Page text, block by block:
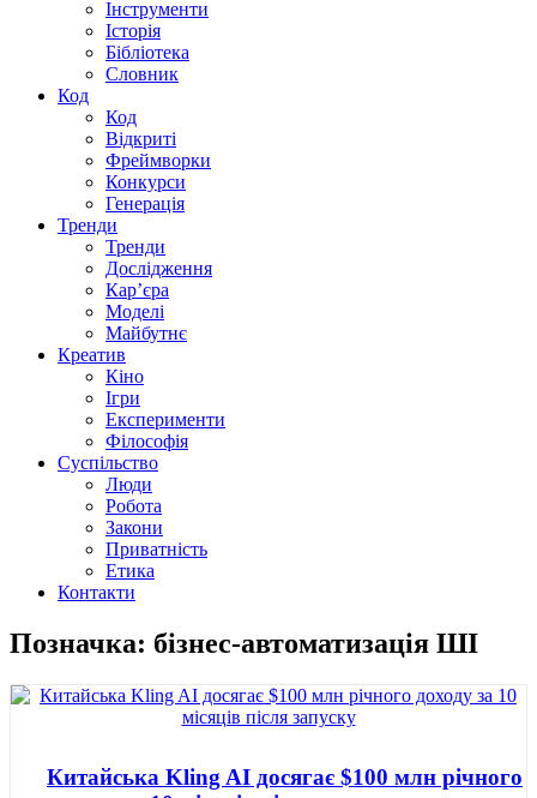
Інструменти
Історія
Бібліотека
Словник
Код
Код
Відкриті
Фреймворки
Конкурси
Генерація
Тренди
Тренди
Дослідження
Кар’єра
Моделі
Майбутнє
Креатив
Кіно
Ігри
Експерименти
Філософія
Суспільство
Люди
Робота
Закони
Приватність
Етика
Контакти
Позначка: бізнес-автоматизація ШІ
Китайська Kling AI досягає $100 млн річного